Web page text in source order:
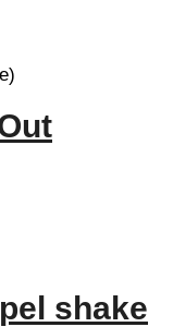
shake